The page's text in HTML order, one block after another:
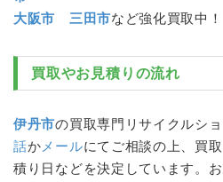
大阪市
三田市など強化買取中！
買取やお見積りの流れ
伊丹市の買取専門リサイクルシ
話か メールにてご相談の上、買
積り日などを決定しています。